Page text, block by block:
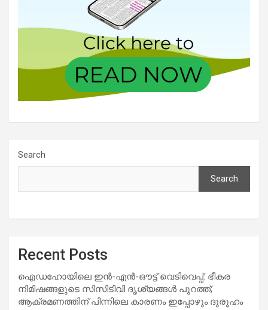
Search
Search
Recent Posts
ഐഡഹോയിലെ ഇൻ-എൻ-ഔട്ട് വെടിവെപ്പ്: ഭീകര
നിമിഷങ്ങളുടെ സിസിടിവി ദൃശ്യങ്ങൾ പുറത്ത്;
ആക്രമണത്തിന് പിന്നിലെ കാരണം ഇപ്പോഴും ദുരൂഹം